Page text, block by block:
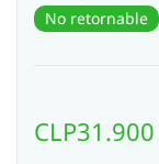
No retornable
CLP31.900